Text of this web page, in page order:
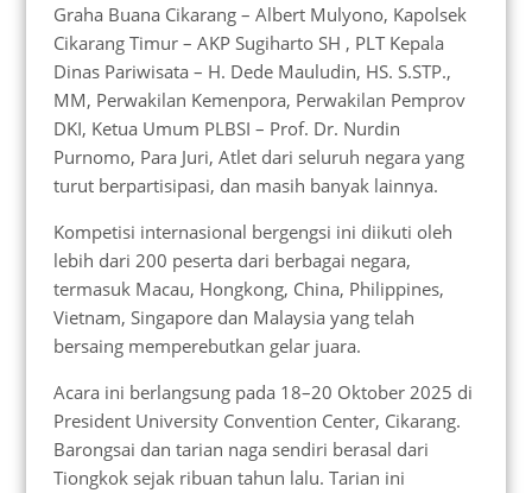
Graha Buana Cikarang – Albert Mulyono, Kapolsek
Cikarang Timur – AKP Sugiharto SH , PLT Kepala
Dinas Pariwisata – H. Dede Mauludin, HS. S.STP.,
MM, Perwakilan Kemenpora, Perwakilan Pemprov
DKI, Ketua Umum PLBSI – Prof. Dr. Nurdin
Purnomo, Para Juri, Atlet dari seluruh negara yang
turut berpartisipasi, dan masih banyak lainnya.
Kompetisi internasional bergengsi ini diikuti oleh
lebih dari 200 peserta dari berbagai negara,
termasuk Macau, Hongkong, China, Philippines,
Vietnam, Singapore dan Malaysia yang telah
bersaing memperebutkan gelar juara.
Acara ini berlangsung pada 18–20 Oktober 2025 di
President University Convention Center, Cikarang.
Barongsai dan tarian naga sendiri berasal dari
Tiongkok sejak ribuan tahun lalu. Tarian ini